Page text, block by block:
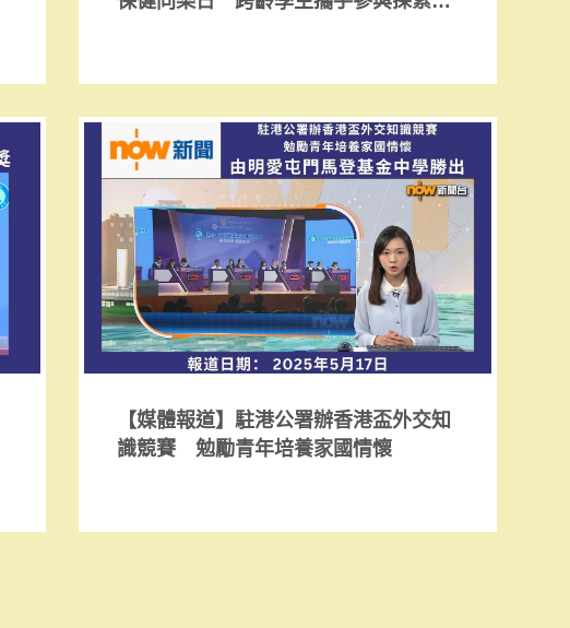
【媒體報道】駐港公署辦香港盃外交知
識競賽 勉勵青年培養家國情懷